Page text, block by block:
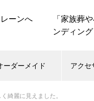
「家族葬
ンディン
ーダーメイド アクセ
綺麗に見えました。